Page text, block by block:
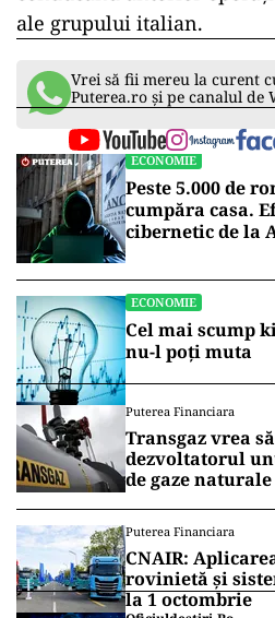
ale grupului italian.
Vrei să fii mereu la curent
Puterea.ro și pe canalul de
ECONOMIE
Peste 5.000 de
cumpăra casa.
cibernetic de la
ECONOMIE
Cel mai scump
nu-l poți muta
Puterea Financiara
Transgaz vrea
dezvoltatorul
de gaze
Puterea Financiara
CNAIR:
rovinietă și
la 1 octombrie